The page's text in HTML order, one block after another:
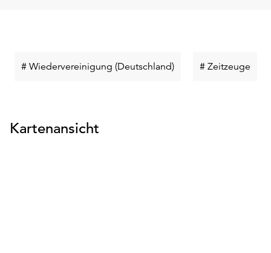
# Wiedervereinigung (Deutschland)Schlüsselwort
# Zeitzeuge
Kartenansicht